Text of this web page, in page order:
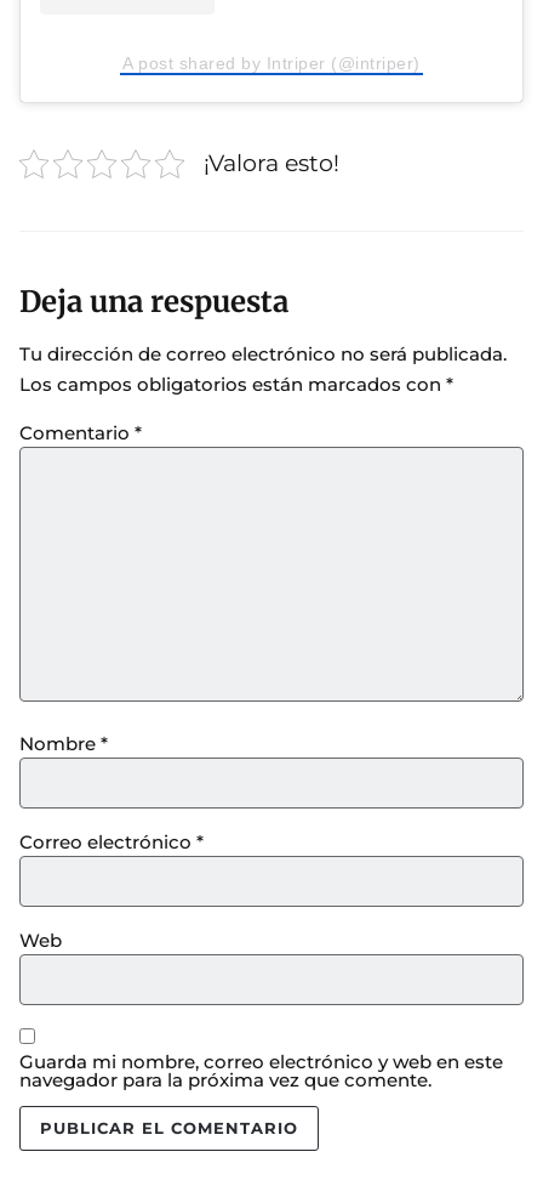
A post shared by Intriper (@intriper)
¡Valora esto!
Deja una respuesta
Tu dirección de correo electrónico no será publicada.
Los campos obligatorios están marcados con *
Comentario *
Nombre *
Correo electrónico *
Web
Guarda mi nombre, correo electrónico y web en este
navegador para la próxima vez que comente.